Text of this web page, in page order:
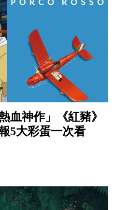
血神作」《紅豬》
5大彩蛋一次看